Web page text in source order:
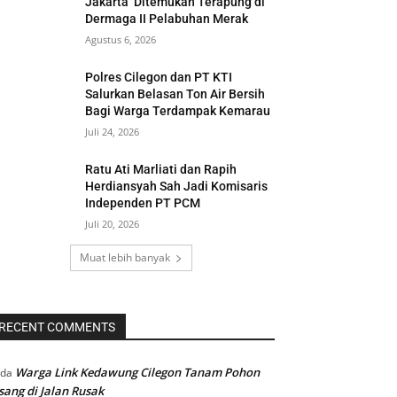
Dermaga II Pelabuhan Merak
Agustus 6, 2026
Polres Cilegon dan PT KTI
Salurkan Belasan Ton Air Bersih
Bagi Warga Terdampak Kemarau
Juli 24, 2026
Ratu Ati Marliati dan Rapih
Herdiansyah Sah Jadi Komisaris
Independen PT PCM
Juli 20, 2026
Muat lebih banyak
COMMENTS
Warga Link Kedawung Cilegon Tanam Pohon
di Jalan Rusak